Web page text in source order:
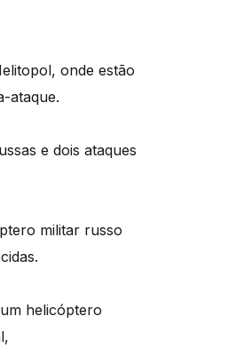
onde estão
ataque.
e dois ataques
militar russo
helicóptero